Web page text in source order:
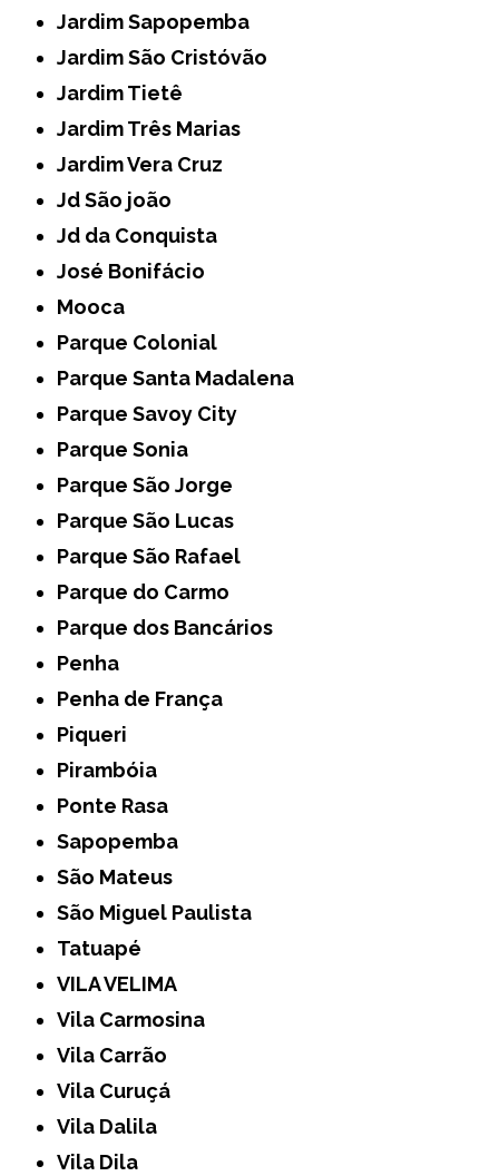
Jardim Sapopemba
Jardim São Cristóvão
Jardim Tietê
Jardim Três Marias
Jardim Vera Cruz
Jd São joão
Jd da Conquista
José Bonifácio
Mooca
Parque Colonial
Parque Santa Madalena
Parque Savoy City
Parque Sonia
Parque São Jorge
Parque São Lucas
Parque São Rafael
Parque do Carmo
Parque dos Bancários
Penha
Penha de França
Piqueri
Pirambóia
Ponte Rasa
Sapopemba
São Mateus
São Miguel Paulista
Tatuapé
VILA VELIMA
Vila Carmosina
Vila Carrão
Vila Curuçá
Vila Dalila
Vila Dila